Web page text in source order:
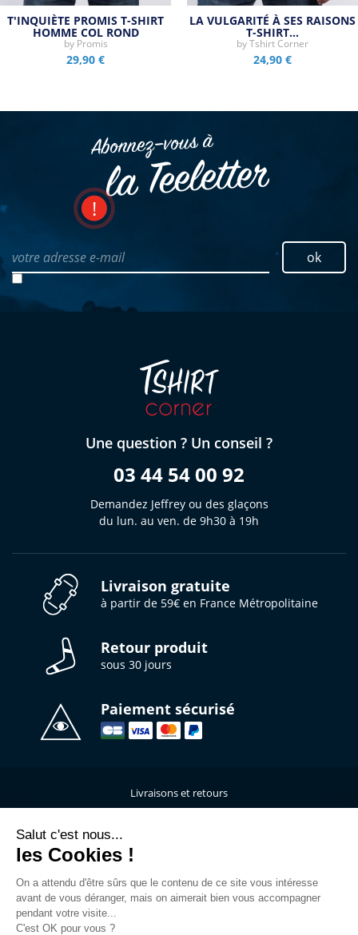
T'INQUIÈTE PROMIS T-SHIRT
HOMME COL ROND
by Promis
29,90 €
LA VULGARITÉ À SES RAISONS
T-SHIRT…
byTshirt Corner
24,90 €
Abonnez–vous à
la Teeletter
votre adresse e-mail ok
Une question ? Un conseil ?
03 44 54 00 92
Demandez Jeffrey ou des glaçons
du lun. au ven. de 9h30 à 19h
Livraison gratuite
à partir de 59€ en France Métropolitaine
Retour produit
sous 30 jours
Paiement sécurisé
Livraisons et retours
Qui sommes-nous ?
C.G.V
Salut c'est nous...
les Cookies !
On a attendu d'être sûrs que le contenu de ce site vous intéresse
avant de vous déranger, mais on aimerait bien vous accompagner
pendant votre visite...
C'est OK pour vous ?